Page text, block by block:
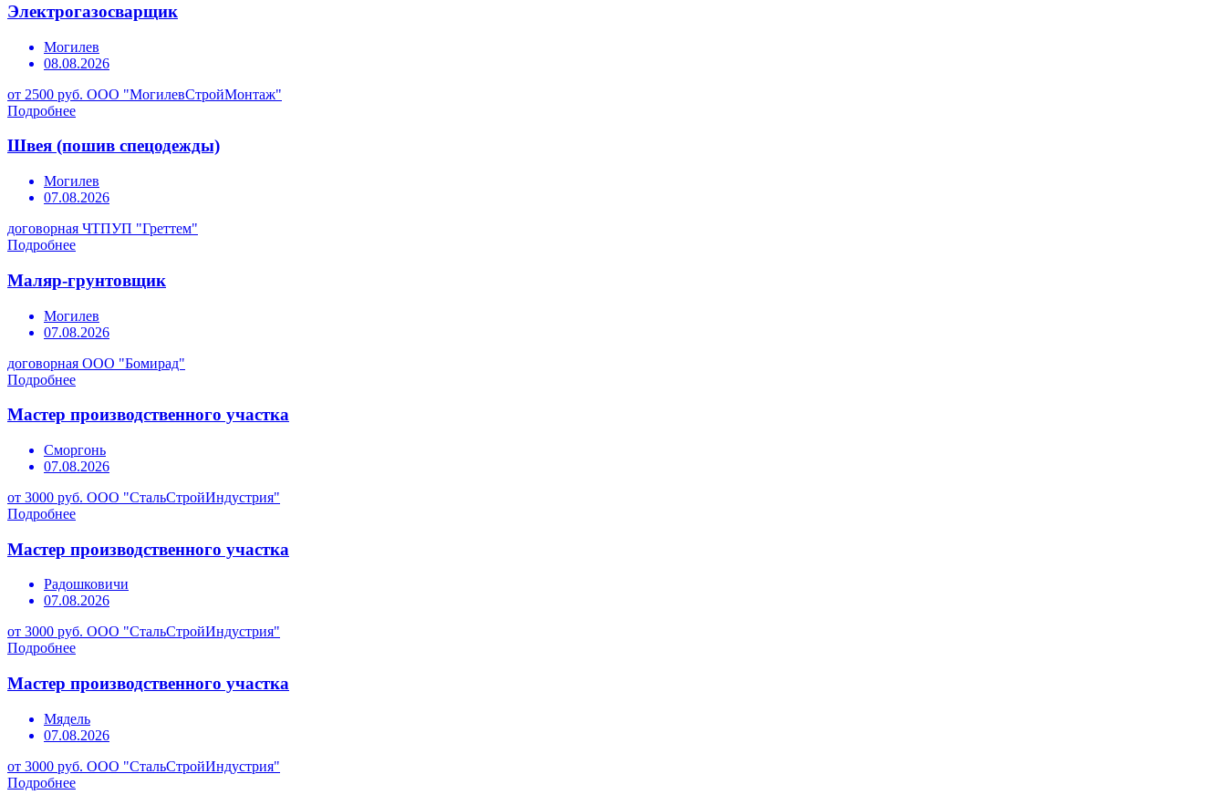
Электрогазосварщик
Могилев
08.08.2026
от 2500 руб. ООО "МогилевСтройМонтаж"
Подробнее
Швея (пошив спецодежды)
Могилев
07.08.2026
договорная ЧТПУП "Греттем"
Подробнее
Маляр-грунтовщик
Могилев
07.08.2026
договорная ООО "Бомирад"
Подробнее
Мастер производственного участка
Сморгонь
07.08.2026
от 3000 руб. ООО "СтальСтройИндустрия"
Подробнее
Мастер производственного участка
Радошковичи
07.08.2026
от 3000 руб. ООО "СтальСтройИндустрия"
Подробнее
Мастер производственного участка
Мядель
07.08.2026
от 3000 руб. ООО "СтальСтройИндустрия"
Подробнее